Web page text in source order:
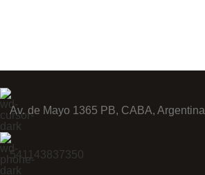
Av. de Mayo 1365 PB, CABA, Argentina
541143837350